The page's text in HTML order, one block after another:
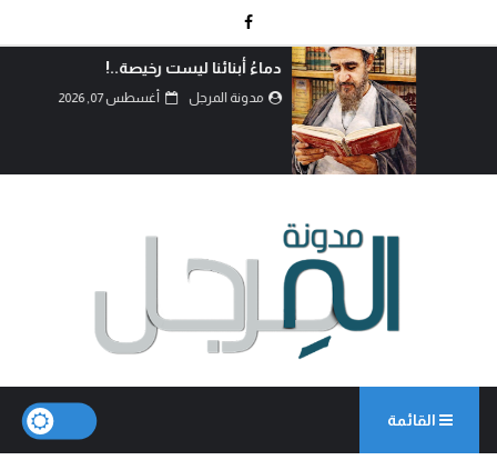
دماءُ أبنائنا ليست رخيصة..!
مدونة المرجل أغسطس 07, 2026
القائمة